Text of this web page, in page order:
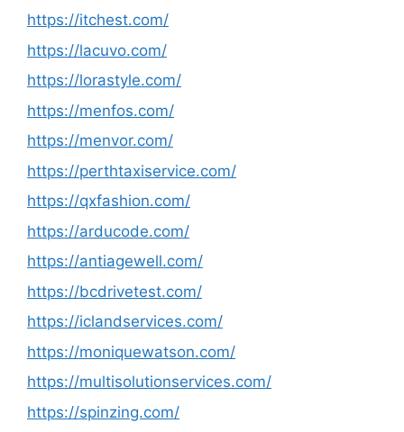
https://itchest.com/
https://lacuvo.com/
https://lorastyle.com/
https://menfos.com/
https://menvor.com/
https://perthtaxiservice.com/
https://qxfashion.com/
https://arducode.com/
https://antiagewell.com/
https://bcdrivetest.com/
https://iclandservices.com/
https://moniquewatson.com/
https://multisolutionservices.com/
https://spinzing.com/